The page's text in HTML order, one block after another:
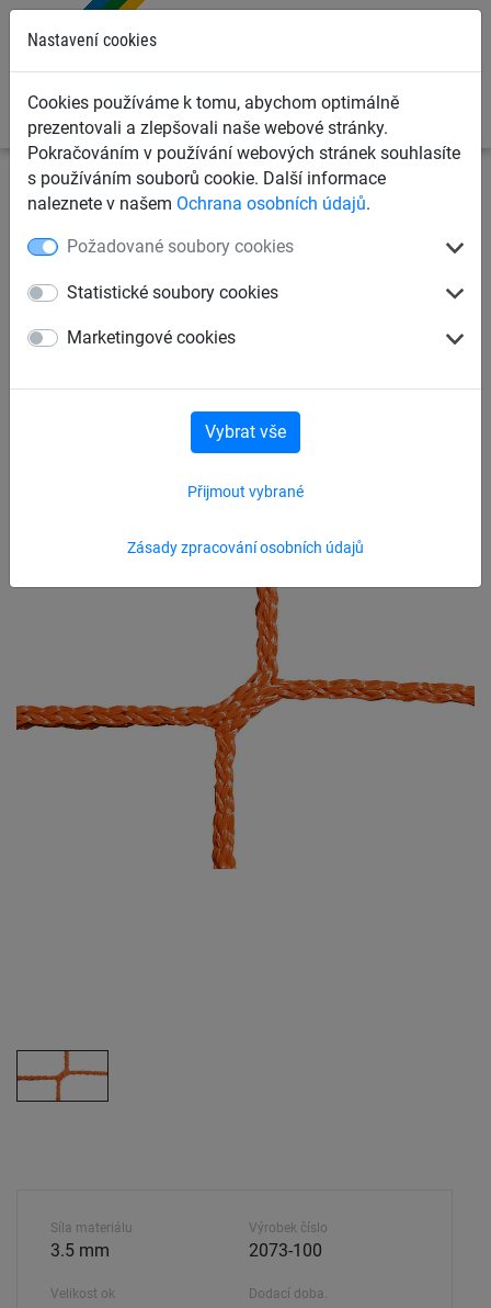
Nastavení cookies
Cookies používáme k tomu, abychom optimálně
prezentovali a zlepšovali naše webové stránky.
Pokračováním v používání webových stránek souhlasíte
s používáním souborů cookie. Další informace
naleznete v našem Ochrana osobních údajů.
Požadované soubory cookies
Statistické soubory cookies
Marketingové cookies
Zásady zpracování osobních údajů
Přijmout vybrané
Vybrat vše
Sportovní sítě Sítě a plůtky na lyžování
Lyžařské
Ochranná uzavírací síť na
lyžařské svahy, 1,2x25 m
Síla materiálu
3.5 mm
Velikost ok
Výrobek číslo
2073-100
Dodací doba.